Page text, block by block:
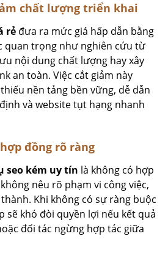
chất lượng triển khai
rẻ đưa ra mức giá hấp dẫn bằng
quan trọng như nghiên cứu từ
nội dung chất lượng hay xây
an toàn. Việc cắt giảm này
nền tảng bền vững, dễ dẫn
và website tụt hạng nhanh
đồng rõ ràng
seo kém uy tín là không có hợp
nêu rõ phạm vi công việc,
Khi không có sự ràng buộc
sẽ khó đòi quyền lợi nếu kết quả
đối tác ngừng hợp tác giữa